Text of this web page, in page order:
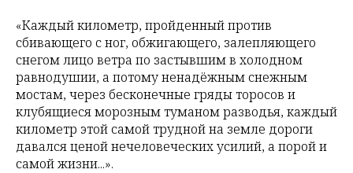
«Каждый километр, пройденный против
сбивающего с ног, обжигающего, залепляющего
снегом лицо ветра по застывшим в холодном
равнодушии, а потому ненадёжным снежным
мостам, через бесконечные гряды торосов и
клубящиеся морозным туманом разводья, каждый
километр этой самой трудной на земле дороги
давался ценой нечеловеческих усилий, а порой и
самой жизни...».